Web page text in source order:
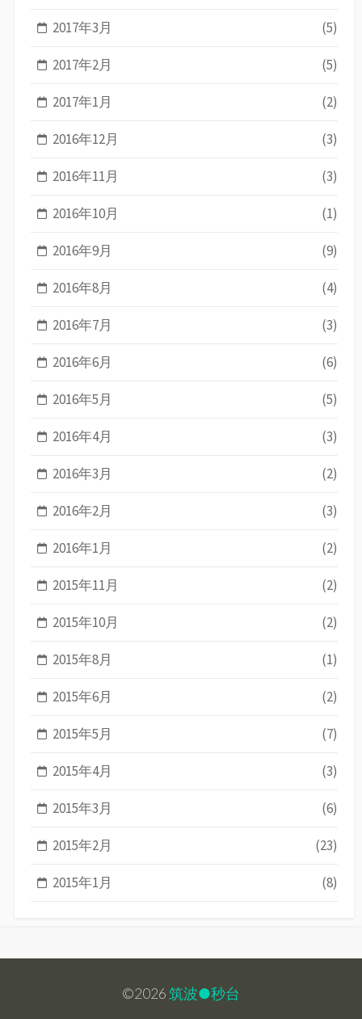
2017年3月 (5)
2017年2月 (5)
2017年1月 (2)
2016年12月 (3)
2016年11月 (3)
2016年10月 (1)
2016年9月 (9)
2016年8月 (4)
2016年7月 (3)
2016年6月 (6)
2016年5月 (5)
2016年4月 (3)
2016年3月 (2)
2016年2月 (3)
2016年1月 (2)
2015年11月 (2)
2015年10月 (2)
2015年8月 (1)
2015年6月 (2)
2015年5月 (7)
2015年4月 (3)
2015年3月 (6)
2015年2月 (23)
2015年1月 (8)
©2026筑波●秒台